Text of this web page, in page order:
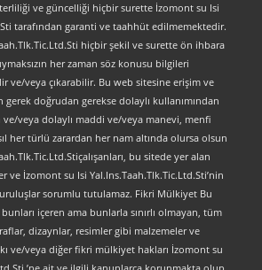
ve güncelliği hiçbir surette İzomont su Isi
tarafından garanti ve taahhüt edilmemektedir.
hiçbir şekil ve surette ön ihbara
her zaman söz konusu bilgileri
ve/veya çıkarabilir. Bu web sitesine erişim ve
doğrudan gerekse dolaylı kullanımından
veya dolaylı maddi ve/veya manevi, menfi
her türlü zarardan her nam altında olursa olsun
bu sitede yer alan
ve İzomont su Isi Yal.Ins.Taah.Tlk.Tic.Ltd.Sti’nin
sorumlu tutulamaz. Fikri Mülkiyet Bu
içeren ama bunlarla sınırlı olmayan, tüm
dizaynlar, resimler gibi malzemeler ve
ve/veya diğer fikri mülkiyet hakları İzomont su